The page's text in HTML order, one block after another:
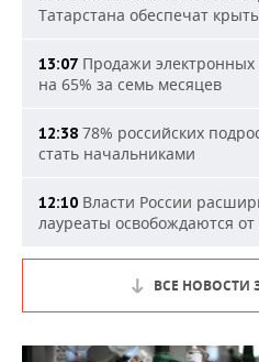
Татарстана обеспечат
13:07 Продажи
на 65% за семь месяцев
12:38 78% российских
стать начальниками
12:10 Власти России
лауреаты освобождаются
ВСЕ НОВОСТИ